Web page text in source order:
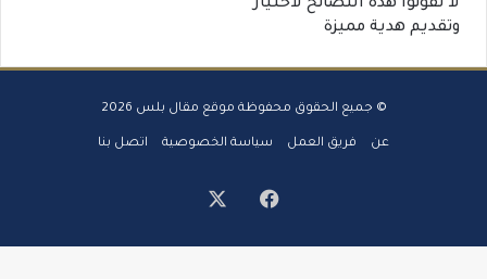
لا تفوتوا هذه النصائح لاختيار
وتقديم هدية مميزة
© جميع الحقوق محفوظة موقع مقال بلس 2026
عن فريق العمل سياسة الخصوصية اتصل بنا
فيسبوك